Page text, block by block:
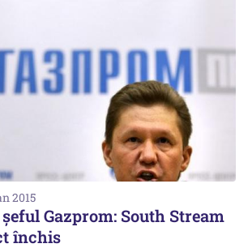
2015
Gazprom: South Stream
închis